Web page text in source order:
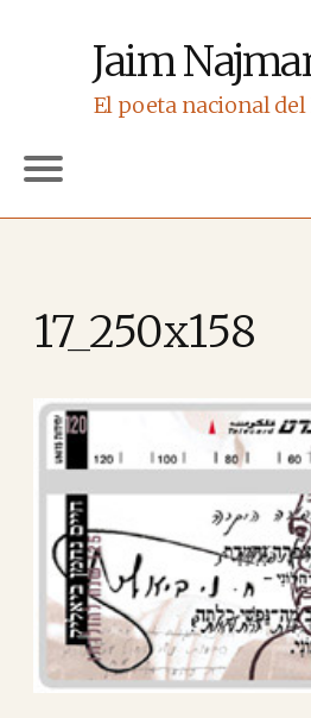
Jaim
El poeta nacional del
17_250x158